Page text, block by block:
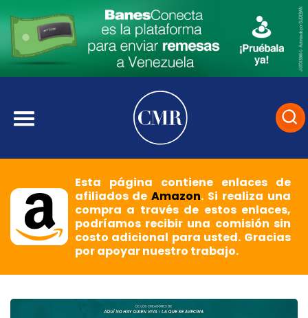
Esta página contiene enlaces de
afiliados deAmazon. Si realiza una
compra a través de estos enlaces,
podríamos recibir una comisión sin
costo adicional para usted. Gracias
por apoyar nuestro trabajo.